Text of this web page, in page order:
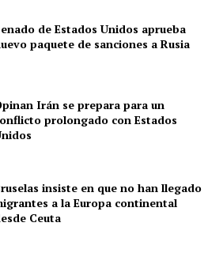
de Estados Unidos aprueba
paquete de sanciones a Rusia
Irán se prepara para un
prolongado con Estados
insiste en que no han llegado
a la Europa continental
Ceuta